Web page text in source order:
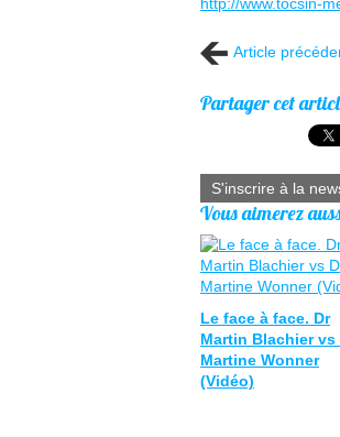
Article
Partager cet
S'inscrire à la
Vous aimerez
Le face à face. Dr
Martin Blachier vs
Martine Wonner
(Vidéo)